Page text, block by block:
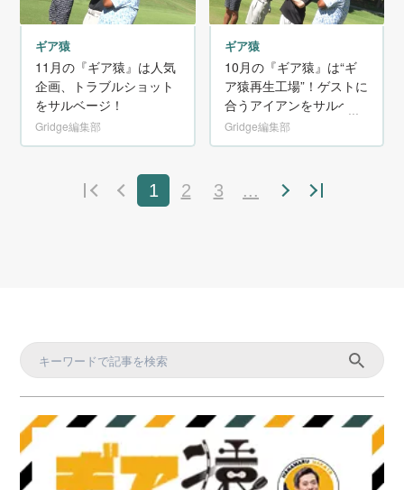
ギア猿
11月の『ギア猿』は人気
企画、トラブルショット
をサルベージ！
Gridge編集部
ギア猿
10月の『ギア猿』は“ギ
ア猿再生工場”！ゲストに
合うアイアンをサルベー
ジしようとしたらアクシ
デント発生！？
Gridge編集部
1 2 3 ...